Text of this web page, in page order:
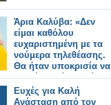
Άρια Καλύβα: «Δεν
είμαι καθόλου
ευχαριστημένη με τα
νούμερα τηλεθέασης.
Θα ήταν υποκρισία να
σου έλεγα ότι ανοίγω
σαμπάνιες»
Ευχές για Καλή
Ανάσταση από τον